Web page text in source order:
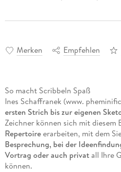
Merken Empfehlen
So macht Scribbeln Spaß
Ines Schaffranek (www.
ersten Strich bis zur eigenen
Zeichner können sich mit diesem
Repertoireerarbeiten, mit dem
Besprechung, bei der
Vortrag oder auch privatall Ihre
können.